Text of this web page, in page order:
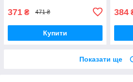
371 ₴ 471 ₴
Купити
384
Показати ще